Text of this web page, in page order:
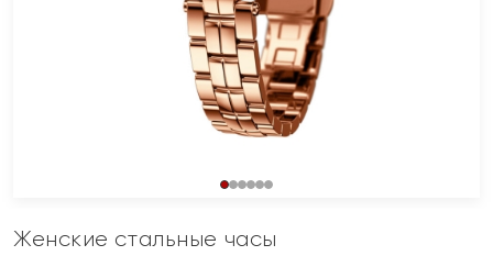
Женские стальные часы